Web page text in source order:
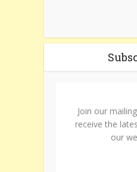
Join our
receive the
our